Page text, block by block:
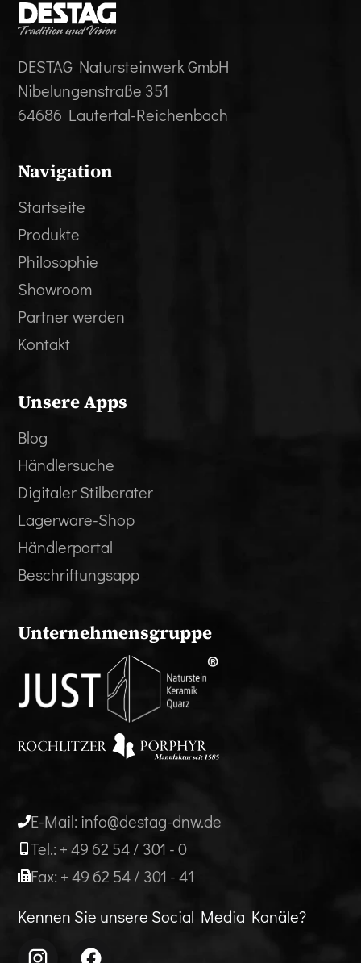
DESTAG Natursteinwerk GmbH
Nibelungenstraße 351
64686 Lautertal-Reichenbach
Navigation
Startseite
Produkte
Philosophie
Showroom
Partner werden
Kontakt
Unsere Apps
Blog
Händlersuche
Digitaler Stilberater
Lagerware-Shop
Händlerportal
Beschriftungsapp
Unternehmensgruppe
E-Mail: info@destag-dnw.de
Tel.: + 49 62 54 / 301 - 0
Fax: + 49 62 54 / 301 - 41
Kennen Sie unsere Social Media Kanäle?